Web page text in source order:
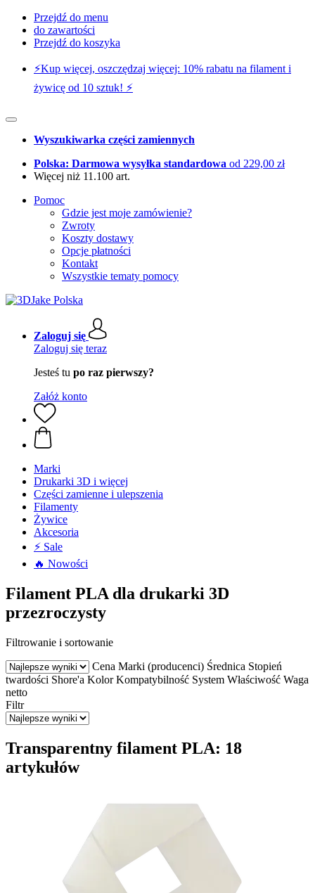
Przejdź do menu
do zawartości
Przejdź do koszyka
⚡️Kup więcej, oszczędzaj więcej: 10% rabatu na filament i
żywicę od 10 sztuk! ⚡️
Wyszukiwarka części zamiennych
Polska: Darmowa wysyłka standardowa od 229,00 zł
Więcej niż 11.100 art.
Pomoc
Gdzie jest moje zamówienie?
Zwroty
Koszty dostawy
Opcje płatności
Kontakt
Wszystkie tematy pomocy
Zaloguj się
Zaloguj się teraz
Jesteś tu po raz pierwszy?
Załóż konto
Marki
Drukarki 3D i więcej
Części zamienne i ulepszenia
Filamenty
Żywice
Akcesoria
⚡ Sale
🔥 Nowości
Filament PLA dla drukarki 3D
przezroczysty
Filtrowanie i sortowanie
Cena Marki (producenci) Średnica Stopień
twardości Shore'a Kolor Kompatybilność System Właściwość Waga
netto
Filtr
Transparentny filament PLA: 18
artykułów